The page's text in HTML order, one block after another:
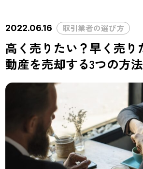
2022.06.16 取引業者の選び方
高く売りたい？早く売り
動産を売却する3つの方法